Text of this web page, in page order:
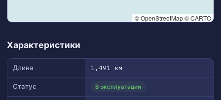
© OpenStreetMap © CARTO
Характеристики
Длина 1,491 км
Статус В эксплуатации